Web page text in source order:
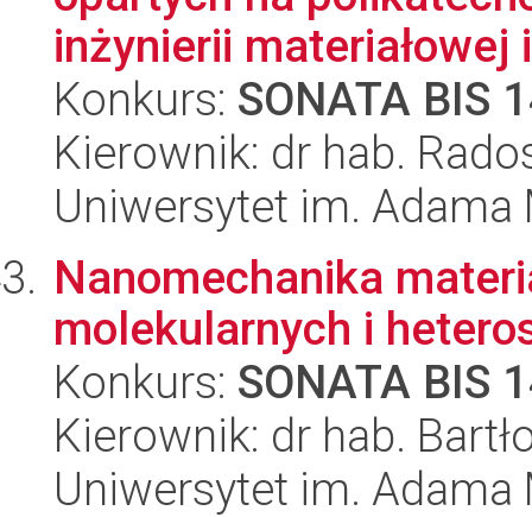
inżynierii materiałowej
Konkurs: SONATA BIS
Kierownik: dr hab.
Uniwersytet im.
Nanomechanika
molekularnych i
Konkurs: SONATA BIS
Kierownik: dr hab.
Uniwersytet im.